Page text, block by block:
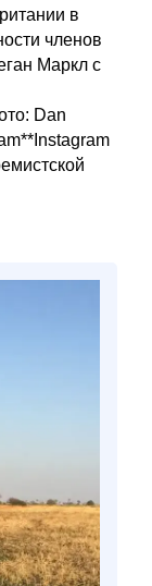
в
членов
Маркл с
Dan